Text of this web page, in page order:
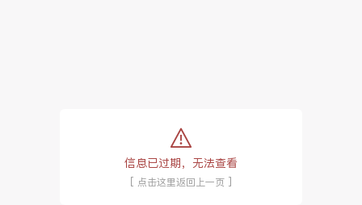
tip:
信息已过期，无法查看
[ 点击这里返回上一页 ]